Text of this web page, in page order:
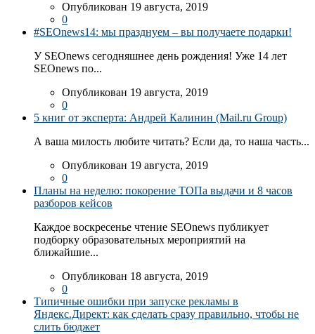
Опубликован 19 августа, 2019
0
#SEOnews14: мы празднуем – вы получаете подарки!
У SEOnews сегодняшнее день рождения! Уже 14 лет
SEOnews по...
Опубликован 19 августа, 2019
0
5 книг от эксперта: Андрей Калинин (Mail.ru Group)
А ваша милость любите читать? Если да, то наша часть...
Опубликован 19 августа, 2019
0
Планы на неделю: покорение ТОПа выдачи и 8 часов
разборов кейсов
Каждое воскресенье чтение SEOnews публикует
подборку образовательных мероприятий на
ближайшие...
Опубликован 18 августа, 2019
0
Типичные ошибки при запуске рекламы в
Яндекс.Директ: как сделать сразу правильно, чтобы не
слить бюджет